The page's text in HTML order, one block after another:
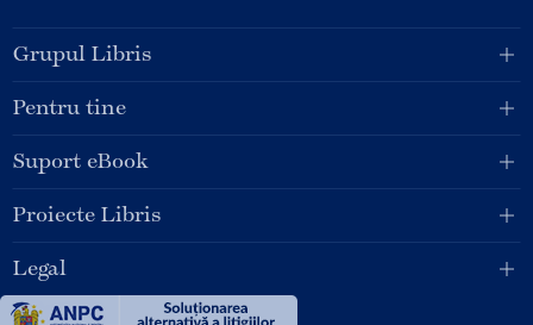
Grupul Libris
Pentru tine
Suport eBook
Proiecte Libris
Legal